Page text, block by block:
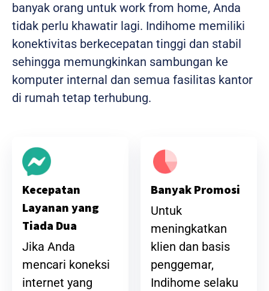
banyak orang untuk work from home, Anda
tidak perlu khawatir lagi. Indihome memiliki
konektivitas berkecepatan tinggi dan stabil
sehingga memungkinkan sambungan ke
komputer internal dan semua fasilitas kantor
di rumah tetap terhubung.
Kecepatan
Layanan yang
Tiada Dua
Jika Anda
mencari koneksi
internet yang
Banyak Promosi
Untuk
meningkatkan
klien dan basis
penggemar,
Indihome selaku